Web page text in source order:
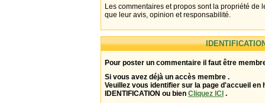
Les commentaires et propos sont la propriété de
que leur avis, opinion et responsabilité.
Pour poster un commentaire il faut être
Si vous avez déjà un accès membre .
Veuillez vous identifier sur la page d'accueil en
IDENTIFICATION ou bien Cliquez ICI .